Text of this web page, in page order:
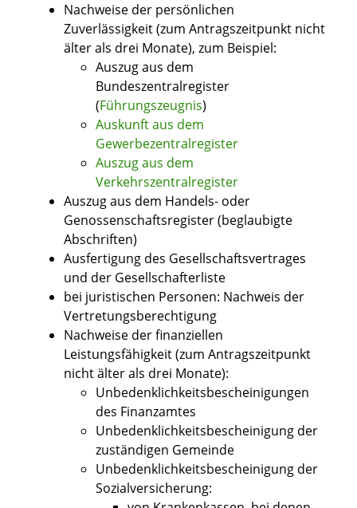
Nachweise der persönlichen
Zuverlässigkeit (zum Antragszeitpunkt nicht
älter als drei Monate), zum Beispiel:
Auszug aus dem
Bundeszentralregister
(Führungszeugnis)
Auskunft aus dem
Gewerbezentralregister
Auszug aus dem
Verkehrszentralregister
Auszug aus dem Handels- oder
Genossenschaftsregister (beglaubigte
Abschriften)
Ausfertigung des Gesellschaftsvertrages
und der Gesellschafterliste
bei juristischen Personen: Nachweis der
Vertretungsberechtigung
Nachweise der finanziellen
Leistungsfähigkeit (zum Antragszeitpunkt
nicht älter als drei Monate):
Unbedenklichkeitsbescheinigungen
des Finanzamtes
Unbedenklichkeitsbescheinigung der
zuständigen Gemeinde
Unbedenklichkeitsbescheinigung der
Sozialversicherung: